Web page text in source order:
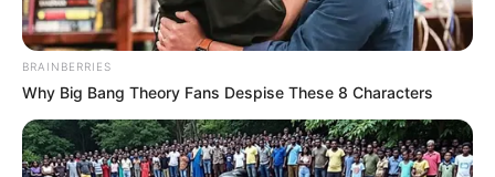
BRAINBERRIES
Why Big Bang Theory Fans Despise These 8 Characters